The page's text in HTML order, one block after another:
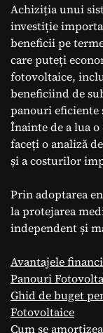
Achiziția unui
investiție
beneficii pe
care puteți
fotovoltaice,
beneficiind de
panouri eficiente
Înainte de a lua
faceți o analiză
și a costurilor
Prin adoptarea
la protejarea
independent și
Avantajele
Panouri
Ghid de buget
Fotovoltaice
Cum se